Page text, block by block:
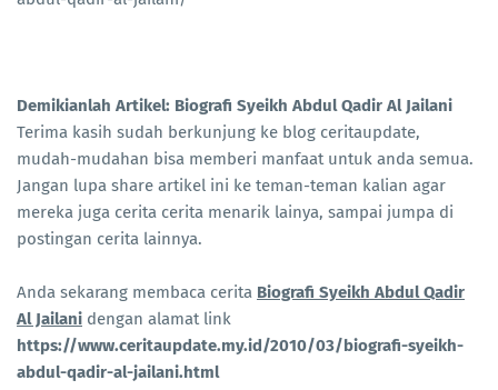
Demikianlah Artikel: Biografi Syeikh Abdul Qadir Al Jailani
Terima kasih sudah berkunjung ke blog ceritaupdate,
mudah-mudahan bisa memberi manfaat untuk anda semua.
Jangan lupa share artikel ini ke teman-teman kalian agar
mereka juga cerita cerita menarik lainya, sampai jumpa di
postingan cerita lainnya.
Anda sekarang membaca cerita Biografi Syeikh Abdul Qadir
Al Jailani dengan alamat link
https://www.ceritaupdate.my.id/2010/03/biografi-syeikh-
abdul-qadir-al-jailani.html